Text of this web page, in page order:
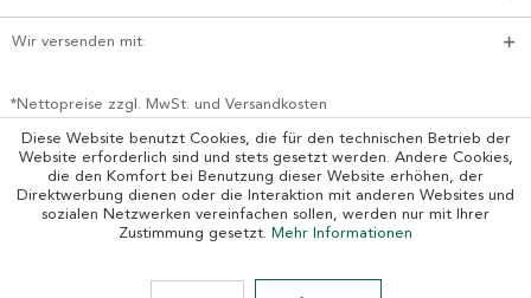
Wir versenden mit:
*Nettopreise zzgl. MwSt. und Versandkosten
Diese Website benutzt Cookies, die für den technischen Betrieb der
Website erforderlich sind und stets gesetzt werden. Andere Cookies,
die den Komfort bei Benutzung dieser Website erhöhen, der
Direktwerbung dienen oder die Interaktion mit anderen Websites und
sozialen Netzwerken vereinfachen sollen, werden nur mit Ihrer
Zustimmung gesetzt. Mehr Informationen